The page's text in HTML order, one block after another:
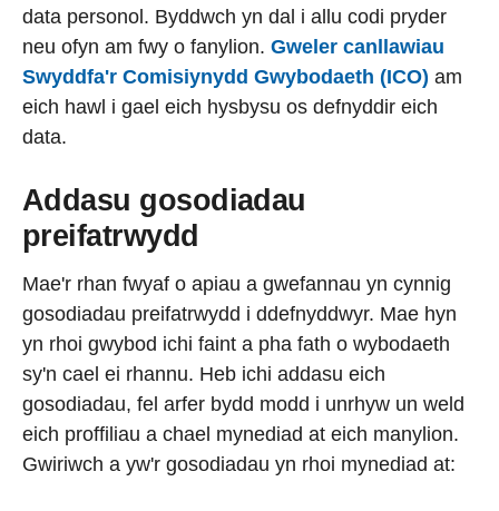
data personol. Byddwch yn dal i allu codi pryder
neu ofyn am fwy o fanylion. Gweler canllawiau
Swyddfa'r Comisiynydd Gwybodaeth (ICO) am
eich hawl i gael eich hysbysu os defnyddir eich
data.
Addasu gosodiadau
preifatrwydd
Mae'r rhan fwyaf o apiau a gwefannau yn cynnig
gosodiadau preifatrwydd i ddefnyddwyr. Mae hyn
yn rhoi gwybod ichi faint a pha fath o wybodaeth
sy'n cael ei rhannu. Heb ichi addasu eich
gosodiadau, fel arfer bydd modd i unrhyw un weld
eich proffiliau a chael mynediad at eich manylion.
Gwiriwch a yw'r gosodiadau yn rhoi mynediad at: